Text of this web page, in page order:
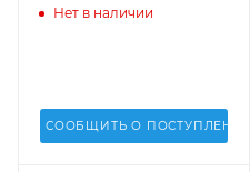
Нет в наличии
СООБЩИТЬ О ПОСТУПЛЕНИИ